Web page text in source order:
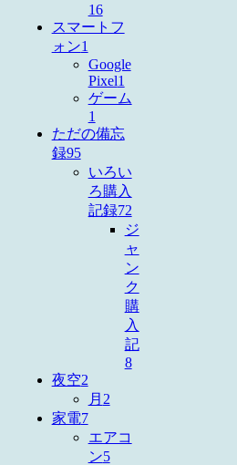
16
スマートフ
ォン1
Google
Pixel1
ゲーム
1
ただの備忘
録95
いろい
ろ購入
記録72
ジ
ャ
ン
ク
購
入
記
8
夜空2
月 2
家電7
エアコ
ン5